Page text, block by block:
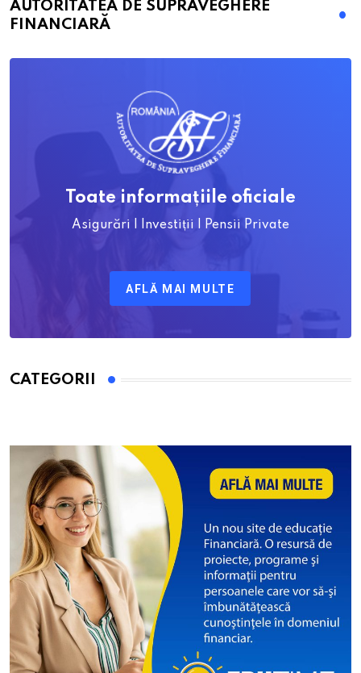
AUTORITATEA DE SUPRAVEGHERE
FINANCIARĂ
Toate informațiile oficiale
Asigurări | Investiții | Pensii Private
AFLĂ MAI MULTE
CATEGORII